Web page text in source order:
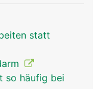
statt
so häufig bei